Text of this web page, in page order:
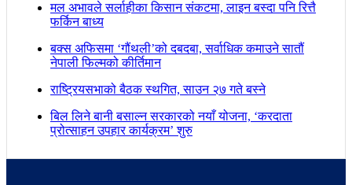
मल अभावले सर्लाहीका किसान संकटमा, लाइन बस्दा पनि रित्तै
फर्किन बाध्य
बक्स अफिसमा ‘गौंथली’को दबदबा, सर्वाधिक कमाउने सातौं
नेपाली फिल्मको कीर्तिमान
राष्ट्रियसभाको बैठक स्थगित, साउन २७ गते बस्ने
बिल लिने बानी बसाल्न सरकारको नयाँ योजना, ‘करदाता
प्रोत्साहन उपहार कार्यक्रम’ शुरु